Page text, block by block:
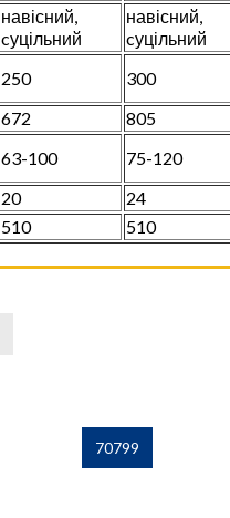
навісний,
cуцільний
навісний,
cуцільний
250
300
672
805
63-100
75-120
20
24
510 510